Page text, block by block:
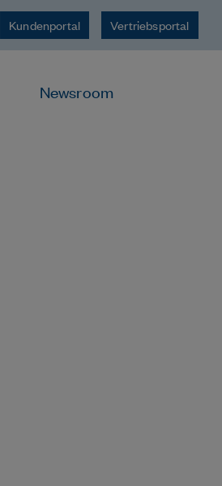
Kundenportal Vertriebsportal
Newsroom